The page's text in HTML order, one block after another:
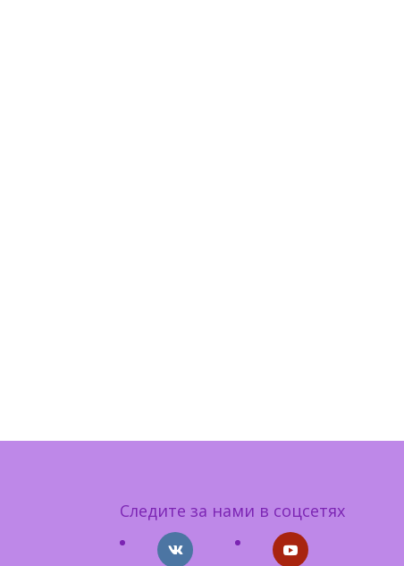
Следите за нами в соцсетях